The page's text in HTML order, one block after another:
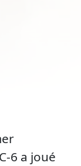
6 a joué